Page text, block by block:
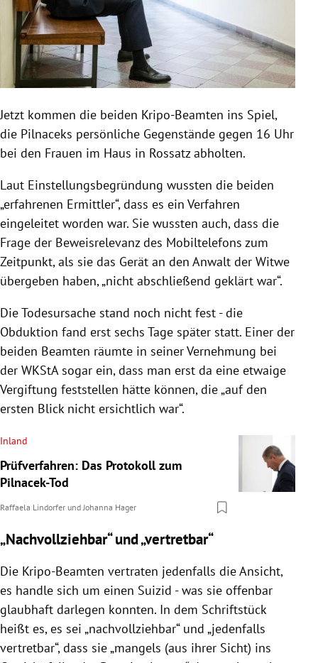
Jetzt kommen die beiden Kripo-Beamten ins Spiel,
die Pilnaceks persönliche Gegenstände gegen 16 Uhr
bei den Frauen im Haus in Rossatz abholten.
Laut Einstellungsbegründung wussten die beiden
„erfahrenen Ermittler“, dass es ein Verfahren
eingeleitet worden war. Sie wussten auch, dass die
Frage der Beweisrelevanz des Mobiltelefons zum
Zeitpunkt, als sie das Gerät an den Anwalt der Witwe
übergeben haben, „nicht abschließend geklärt war“.
Die Todesursache stand noch nicht fest - die
Obduktion fand erst sechs Tage später statt. Einer der
beiden Beamten räumte in seiner Vernehmung bei
der WKStA sogar ein, dass man erst da eine etwaige
Vergiftung feststellen hätte können, die „auf den
ersten Blick nicht ersichtlich war“.
Inland
Prüfverfahren: Das Protokoll zum
Pilnacek-Tod
Raffaela Lindorfer undJohanna Hager
„Nachvollziehbar“ und „vertretbar“
Die Kripo-Beamten vertraten jedenfalls die Ansicht,
es handle sich um einen Suizid - was sie offenbar
glaubhaft darlegen konnten. In dem Schriftstück
heißt es, es sei „nachvollziehbar“ und „jedenfalls
vertretbar“, dass sie „mangels (aus ihrer Sicht) ins